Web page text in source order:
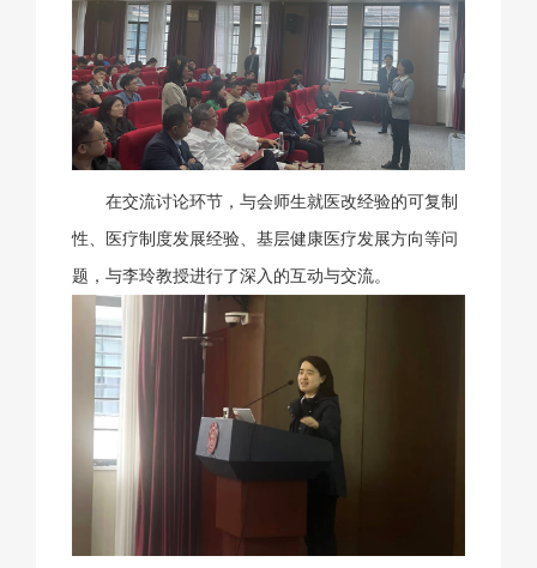
在交流讨论环节，与会师生就医改经验的可复制
性、医疗制度发展经验、基层健康医疗发展方向等问
题，与李玲教授进行了深入的互动与交流。